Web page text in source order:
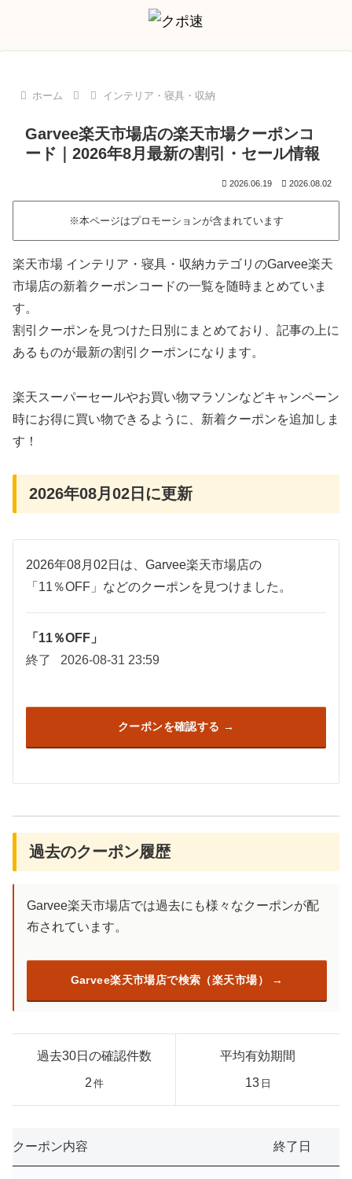
ホーム インテリア・寝具・収納
Garvee楽天市場店の楽天市場クーポンコ
ード｜2026年8月最新の割引・セール情報
2026.06.19 2026.08.02
※本ページはプロモーションが含まれています
楽天市場 インテリア・寝具・収納カテゴリのGarvee楽天
市場店の新着クーポンコードの一覧を随時まとめていま
す。
割引クーポンを見つけた日別にまとめており、記事の上に
あるものが最新の割引クーポンになります。
楽天スーパーセールやお買い物マラソンなどキャンペーン
時にお得に買い物できるように、新着クーポンを追加しま
す！
2026年08月02日に更新
2026年08月02日は、Garvee楽天市場店の
「11％OFF」などのクーポンを見つけました。
「11％OFF」
終了
2026-08-31 23:59
クーポンを確認する
過去のクーポン履歴
Garvee楽天市場店では過去にも様々なクーポンが配
布されています。
Garvee楽天市場店で検索（楽天市場）
過去30日の確認件数
2 件
平均有効期間
13 日
クーポン内容 終了日